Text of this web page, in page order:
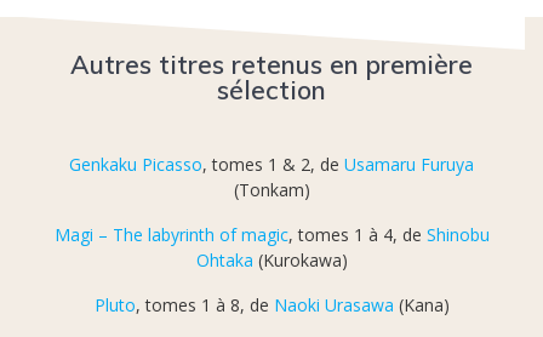
Autres titres retenus en première
sélection
Genkaku Picasso, tomes 1 & 2, de Usamaru Furuya
(Tonkam)
Magi – The labyrinth of magic, tomes 1 à 4, de Shinobu
Ohtaka (Kurokawa)
Pluto, tomes 1 à 8, de Naoki Urasawa (Kana)